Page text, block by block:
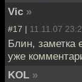
Vic »
#17 | 11.11.07
Блин, заметка
уже
KOL »